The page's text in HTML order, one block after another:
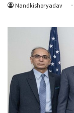
Nandkishoryadav